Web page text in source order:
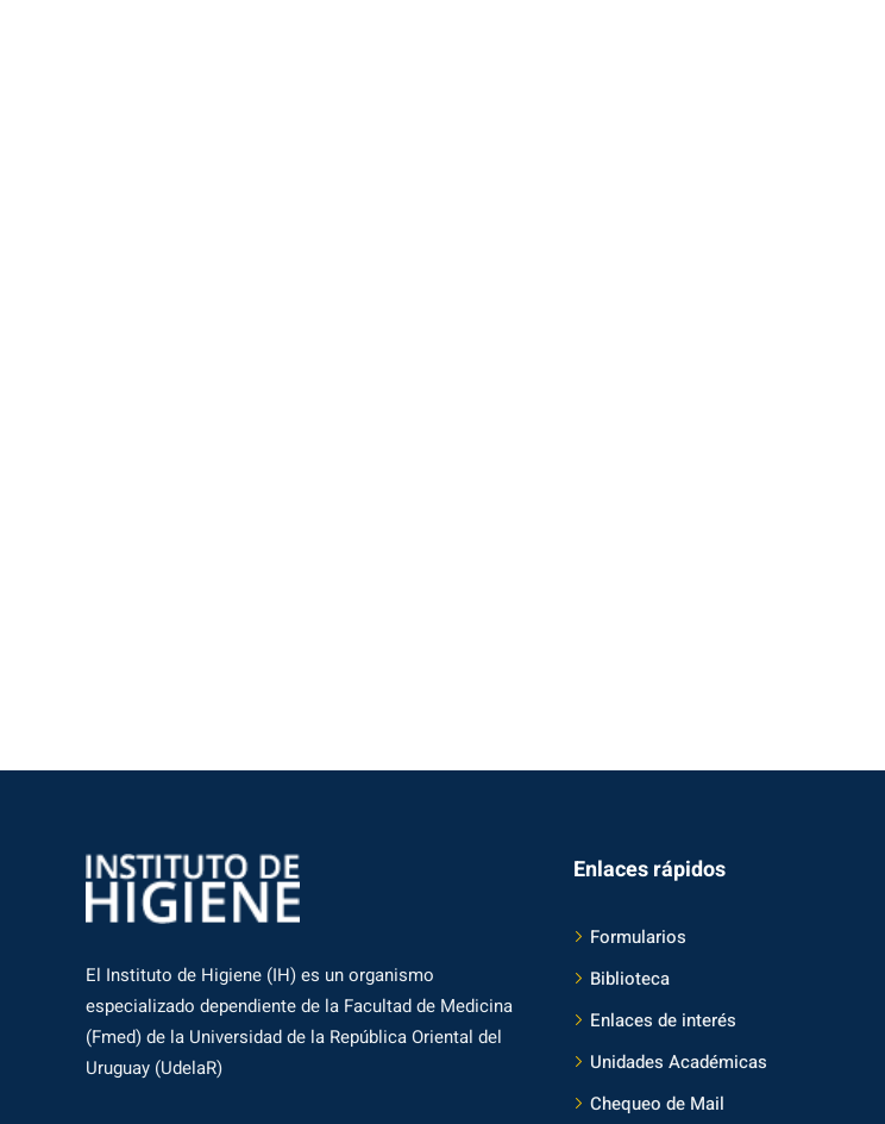
El Instituto de Higiene (IH) es un organismo
especializado dependiente de la Facultad de Medicina
(Fmed) de la Universidad de la República Oriental del
Uruguay (UdelaR)
Enlaces rápidos
Formularios
Biblioteca
Enlaces de interés
Unidades Académicas
Chequeo de Mail